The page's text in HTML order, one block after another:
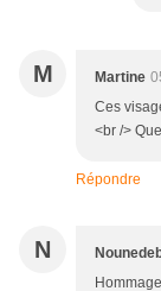
M Martine
Ces
<br />
Répondre
N